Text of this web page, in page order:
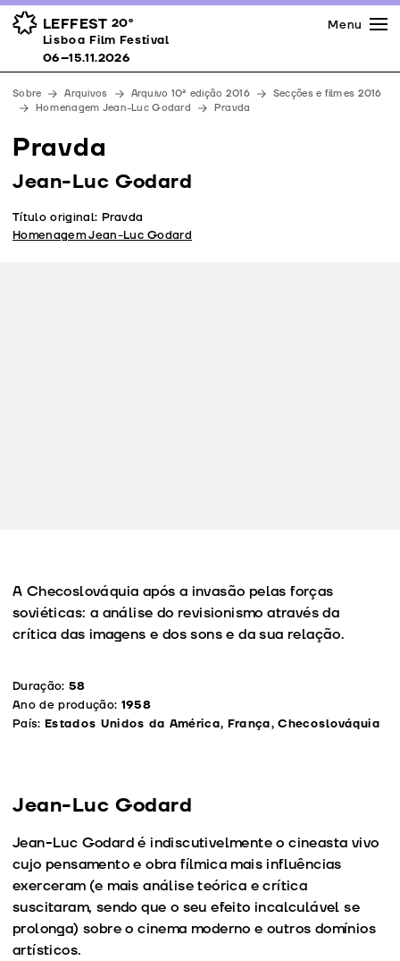
LEFFEST 20º
Lisboa Film Festival 06–15.11.2026
Prémios
Espaços
Apoios
Equipa
Downloads
Contactos
Menu
Lisboa Film Festival
06–15.11.2026
Sobre Arquivos Arquivo 10ª edição 2016
Secções e filmes 2016
Homenagem Jean-Luc Godard
Pravda
Pravda
Jean-Luc Godard
Título original: Pravda
Homenagem Jean-Luc Godard
A Checoslováquia após a invasão pelas forças
soviéticas: a análise do revisionismo através da
crítica das imagens e dos sons e da sua relação.
Duração: 58
Ano de produção: 1958
País: Estados Unidos da América, França, Checoslováquia
Jean-Luc Godard
Jean-Luc Godard é indiscutivelmente o cineasta vivo
cujo pensamento e obra fílmica mais influências
exerceram (e mais análise teórica e crítica
suscitaram, sendo que o seu efeito incalculável se
prolonga) sobre o cinema moderno e outros domínios
artísticos.